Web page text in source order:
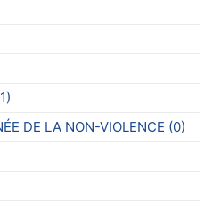
DE LA NON-VIOLENCE (0)